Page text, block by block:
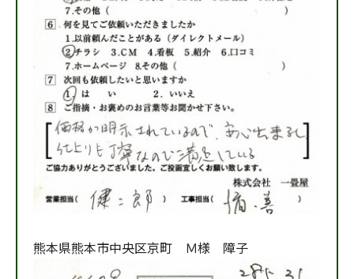
熊本県熊本市中央区京町 Ｍ様 障子